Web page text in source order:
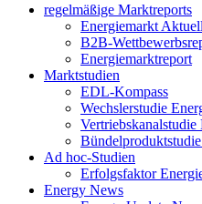
regelmäßige Marktreports
Energiemarkt Aktuell
B2B-
Energiemarktreport
Marktstudien
EDL-Kompass
Wechslerstudie
Vertriebskanalstudie
Ad hoc-Studien
Erfolgsfaktor
Energy News